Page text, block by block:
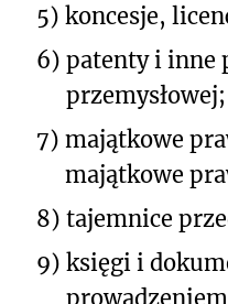
5) koncesje,
6) patenty i inne
przemysłowej;
7) majątkowe
majątkowe
8) tajemnice
9) księgi i